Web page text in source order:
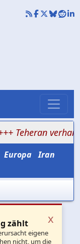
verhandelt
Europa Iran
zählt
eigene
nicht, um die
x